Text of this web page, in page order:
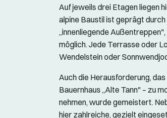
Auf jeweils drei Etagen liegen
alpine Baustil ist geprägt durch
„innenliegende
möglich. Jede Terrasse oder
Wendelstein oder
Auch die Herausforderung,
Bauernhaus „Alte Tann" – zu
nehmen, wurde gemeistert.
hier zahlreiche, gezielt